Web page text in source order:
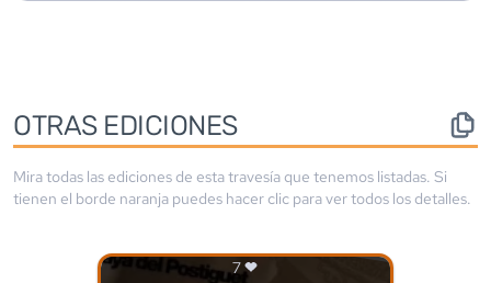
OTRAS EDICIONES
Mira todas las ediciones de esta travesía que tenemos listadas. Si
tienen el borde naranja puedes hacer clic para ver todos los detalles.
7